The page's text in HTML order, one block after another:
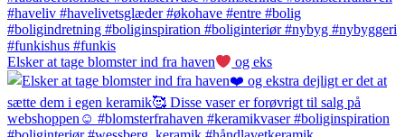
Elsker at tage blomster ind fra haven og eks